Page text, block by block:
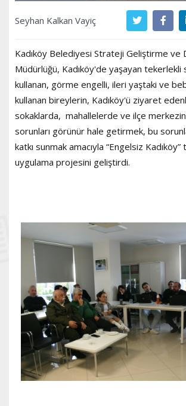
Seyhan Kalkan Vayiç
Kadıköy Belediyesi Strateji Geliştirme ve
Müdürlüğü, Kadıköy'de yaşayan tekerlekli
kullanan, görme engelli, ileri yaştaki ve
kullanan bireylerin, Kadıköy'ü ziyaret
sokaklarda, mahallelerde ve ilçe
sorunları görünür hale getirmek, bu
katkı sunmak amacıyla “Engelsiz
uygulama projesini geliştirdi.